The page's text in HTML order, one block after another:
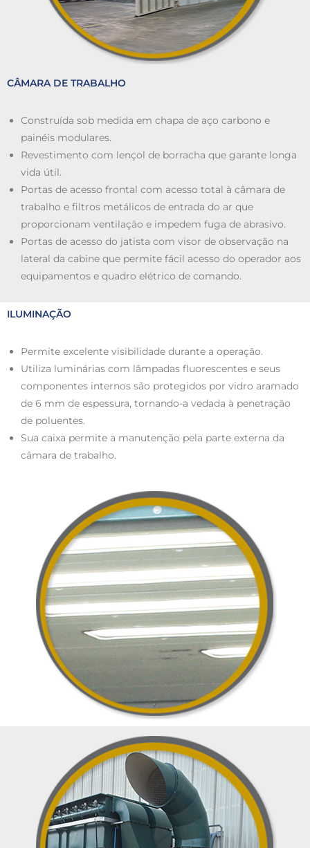
CÂMARA DE TRABALHO
Construída sob medida em chapa de aço carbono e
painéis modulares.
Revestimento com lençol de borracha que garante longa
vida útil.
Portas de acesso frontal com acesso total à câmara de
trabalho e filtros metálicos de entrada do ar que
proporcionam ventilação e impedem fuga de abrasivo.
Portas de acesso do jatista com visor de observação na
lateral da cabine que permite fácil acesso do operador aos
equipamentos e quadro elétrico de comando.
ILUMINAÇÃO
Permite excelente visibilidade durante a operação.
Utiliza luminárias com lâmpadas fluorescentes e seus
componentes internos são protegidos por vidro aramado
de 6 mm de espessura, tornando-a vedada à penetração
de poluentes.
Sua caixa permite a manutenção pela parte externa da
câmara de trabalho.